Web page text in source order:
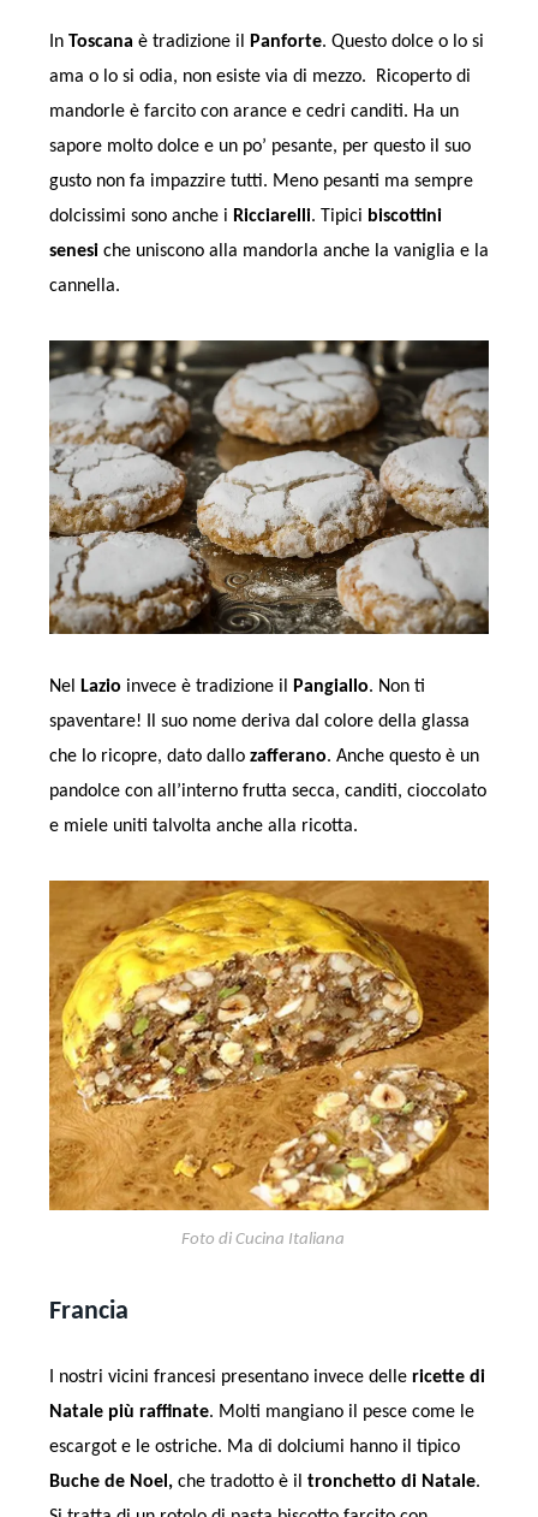
In Toscana è tradizione il Panforte. Questo dolce o lo si
ama o lo si odia, non esiste via di mezzo. Ricoperto di
mandorle è farcito con arance e cedri canditi. Ha un
sapore molto dolce e un po’ pesante, per questo il suo
gusto non fa impazzire tutti. Meno pesanti ma sempre
dolcissimi sono anche i Ricciarelli. Tipici biscottini
senesiche uniscono alla mandorla anche la vaniglia e la
cannella.
Nel Lazio invece è tradizione il Pangiallo. Non ti
spaventare! Il suo nome deriva dal colore della glassa
che lo ricopre, dato dallo zafferano. Anche questo è un
pandolce con all’interno frutta secca, canditi, cioccolato
e miele uniti talvolta anche alla ricotta.
Foto di Cucina Italiana
Francia
I nostri vicini francesi presentano invece dellericette di
Natale più raffinate. Molti mangiano il pesce come le
escargot e le ostriche. Ma di dolciumi hanno il tipico
Buche de Noel, che tradotto è il tronchetto di Natale.